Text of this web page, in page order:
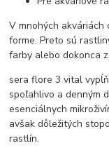
V mnohých
forme. Preto sú
farby alebo dokonca
sera flore 3 vital
spoľahlivo a denným
esenciálnych
avšak dôležitých
rastlín.